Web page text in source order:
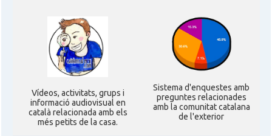
Ví­deos, activitats, grups i
informació audiovisual en
català relacionada amb els
més petits de la casa.
Sistema d'enquestes amb
preguntes relacionades
amb la comunitat catalana
de l'exterior